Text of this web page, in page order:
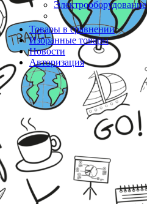
Электрооборудование
Товары в сравнении
Избранные товары
Новости
Авторизация